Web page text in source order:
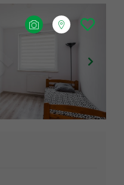
OpenStreetMapcontributors ©CARTO